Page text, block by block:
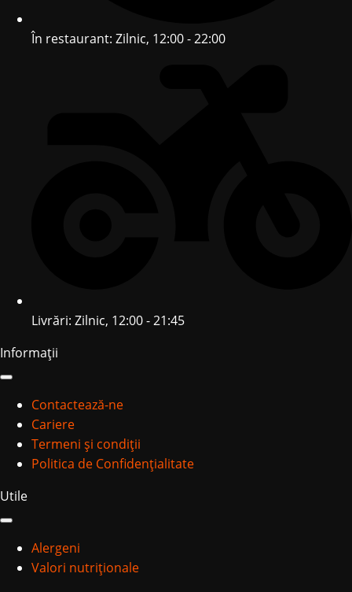
În restaurant: Zilnic, 12:00 - 22:00
Livrări: Zilnic, 12:00 - 21:45
Informații
Contactează-ne
Cariere
Termeni și condiții
Politica de Confidențialitate
Utile
Alergeni
Valori nutriționale